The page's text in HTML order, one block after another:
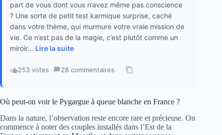
part de vous dont vous n’avez même pas conscience
? Une sorte de petit test karmique surprise, caché
dans votre thème, qui murmure votre vraie mission de
vie. Ce n’est pas de la magie, c’est plutôt comme un
miroir... Lire la suite
253 votes · 28 commentaires ·
Où peut-on voir le Pygargue à queue blanche en France ?
Dans la nature, l’observation reste encore rare et précieuse. On
commence à noter des couples installés dans l’Est de la